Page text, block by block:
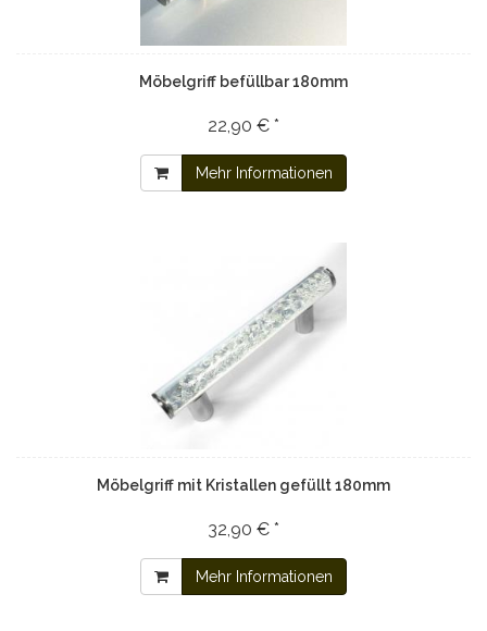
Möbelgriff befüllbar 180mm
22,90 € *
Mehr Informationen
Möbelgriff mit Kristallen gefüllt 180mm
32,90 € *
Mehr Informationen